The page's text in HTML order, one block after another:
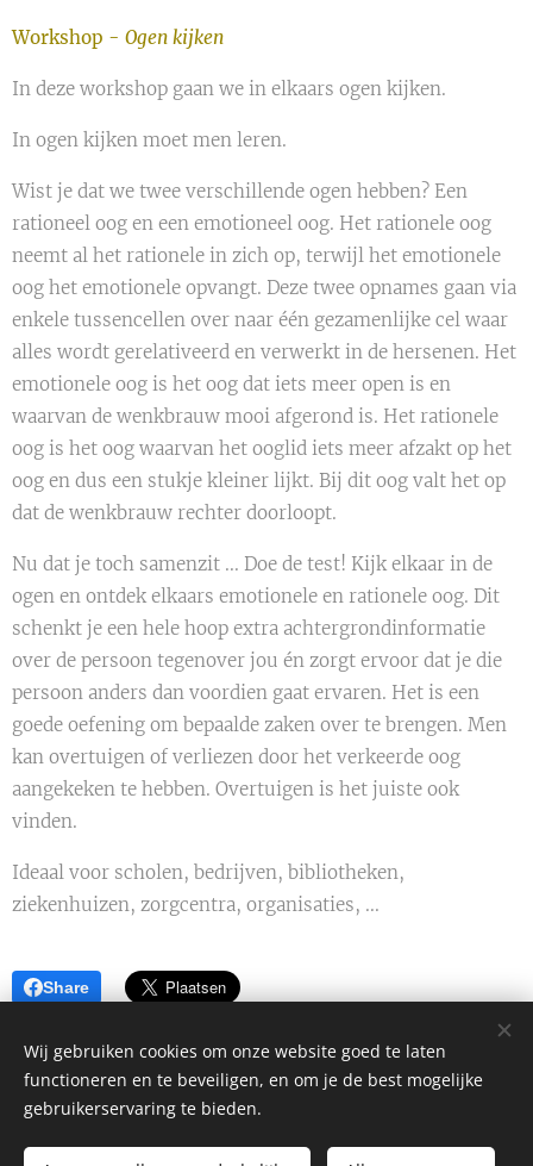
Workshop - Ogen kijken
In deze workshop gaan we in elkaars ogen kijken.
In ogen kijken moet men leren.
Wist je dat we twee verschillende ogen hebben? Een
rationeel oog en een emotioneel oog. Het rationele oog
neemt al het rationele in zich op, terwijl het emotionele
oog het emotionele opvangt. Deze twee opnames gaan via
enkele tussencellen over naar één gezamenlijke cel waar
alles wordt gerelativeerd en verwerkt in de hersenen. Het
emotionele oog is het oog dat iets meer open is en
waarvan de wenkbrauw mooi afgerond is. Het rationele
oog is het oog waarvan het ooglid iets meer afzakt op het
oog en dus een stukje kleiner lijkt. Bij dit oog valt het op
dat de wenkbrauw rechter doorloopt.
Nu dat je toch samenzit ... Doe de test! Kijk elkaar in de
ogen en ontdek elkaars emotionele en rationele oog. Dit
schenkt je een hele hoop extra achtergrondinformatie
over de persoon tegenover jou én zorgt ervoor dat je die
persoon anders dan voordien gaat ervaren. Het is een
goede oefening om bepaalde zaken over te brengen. Men
kan overtuigen of verliezen door het verkeerde oog
aangekeken te hebben. Overtuigen is het juiste ook
vinden.
Ideaal voor scholen, bedrijven, bibliotheken,
ziekenhuizen, zorgcentra, organisaties, ...
Share
Alle rechten voorbehouden 2026
Wij gebruiken cookies om onze website goed te laten
functioneren en te beveiligen, en om je de best mogelijke
gebruikerservaring te bieden.